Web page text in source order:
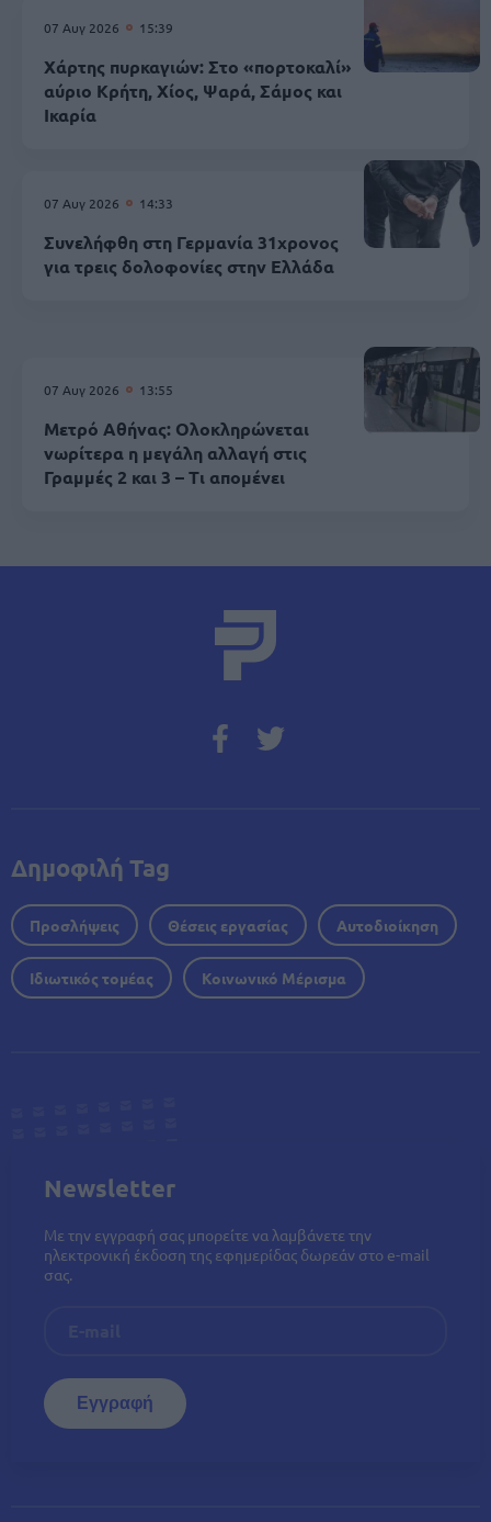
07 Αυγ 2026 15:39
Χάρτης πυρκαγιών: Στο «πορτοκαλί»
αύριο Κρήτη, Χίος, Ψαρά, Σάμος και
Ικαρία
07 Αυγ 2026 14:33
Συνελήφθη στη Γερμανία 31χρονος
για τρεις δολοφονίες στην Ελλάδα
07 Αυγ 2026 13:55
Μετρό Αθήνας: Ολοκληρώνεται
νωρίτερα η μεγάλη αλλαγή στις
Γραμμές 2 και 3 – Τι απομένει
Δημοφιλή Tag
Προσλήψεις Θέσεις εργασίας Αυτοδιοίκηση
Ιδιωτικός τομέας Κοινωνικό Μέρισμα
Newsletter
Με την εγγραφή σας μπορείτε να λαμβάνετε την
ηλεκτρονική έκδοση της εφημερίδας δωρεάν στο e-mail
σας.